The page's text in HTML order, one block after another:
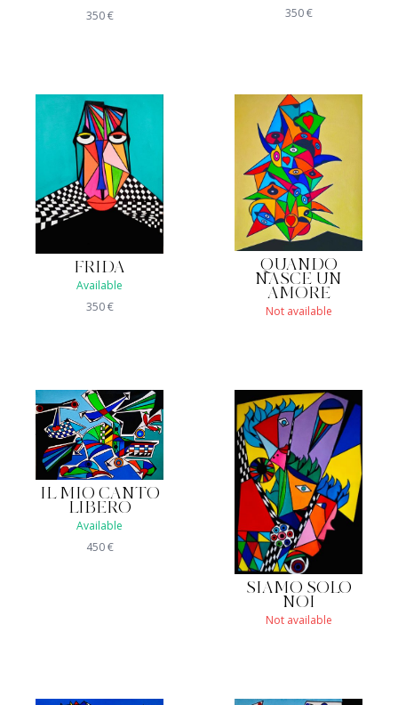
350€ 350€
FRIDA
Available
350€
QUANDO
NASCE UN
AMORE
Not available
IL MIO CANTO
LIBERO
Available
450€
SIAMO SOLO
NOI
Not available